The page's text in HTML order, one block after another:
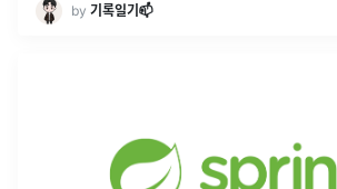
by 기록일기📫